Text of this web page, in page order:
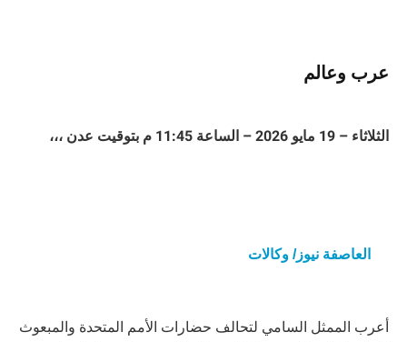
عرب وعالم
الثلاثاء – 19 مايو 2026 – الساعة 11:45 م بتوقيت عدن ،،،
العاصفة نيوز/ وكالات
أعرب الممثل السامي لتحالف حضارات الأمم المتحدة والمبعوث